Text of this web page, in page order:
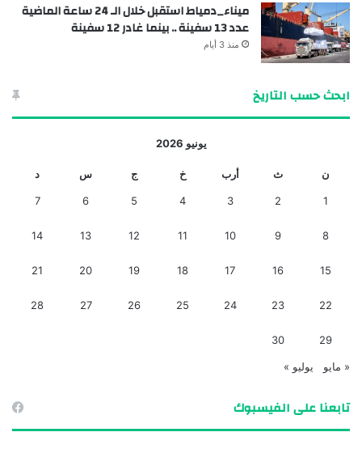
ميناء_دمياط استقبل خلال الـ 24 ساعة الماضية
عدد 13 سفينة .. بينما غادر 12 سفينة
منذ 3 أيام
ابحث حسب التاريخ
يونيو 2026
ن ث أرب خ ج س د
1
2
3
4
5
6
7
8
9
10
11
12
13
14
15
16
17
18
19
20
21
22
23
24
25
26
27
28
29
30
« مايو يوليو »
تابعنا على الفيسبوك